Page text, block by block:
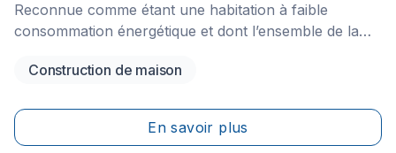
Reconnue comme étant une habitation à faible
consommation énergétique et dont l’ensemble de la
passive est en fait un concept inventé par le physicien
l’étranger dont au Canada.&nbsp;Afin de comprendre
les implications concrètes derrière la construction
Construction de maison
En savoir plus